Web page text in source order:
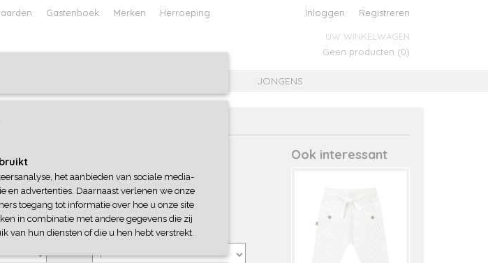
Gastenboek Merken Herroeping Inloggen Registreren
UW WINKELWAGEN
Geen producten (0)
JONGENS
Aantal
Ook interessant
het aanbieden van sociale media-
en advertenties. Daarnaast verlenen we onze
toegang tot informatie over hoe u onze site
in combinatie met andere gegevens die zij
van hun diensten of die u hen hebt verstrekt.